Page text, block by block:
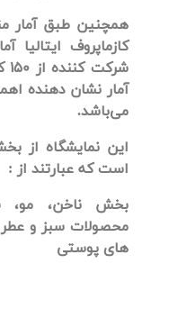
آمار نشان دهنده
می‌باشد.
این نمایشگاه از
است که عبارتند از :
بخش ناخن، مو،
محصولات سبز و
های پوستی